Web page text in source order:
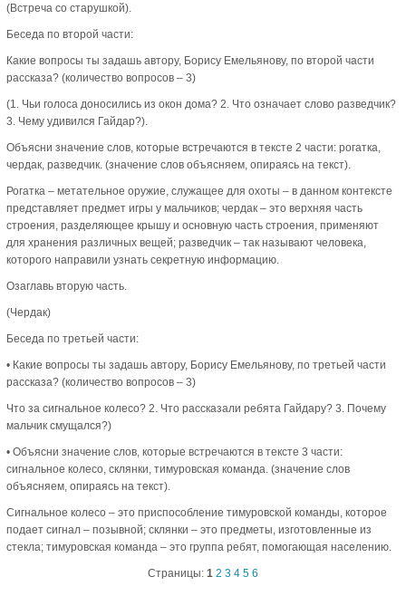
(Встреча со старушкой).
Беседа по второй части:
Какие вопросы ты задашь автору, Борису Емельянову, по второй части
рассказа? (количество вопросов – 3)
(1. Чьи голоса доносились из окон дома? 2. Что означает слово разведчик?
3. Чему удивился Гайдар?).
Объясни значение слов, которые встречаются в тексте 2 части: рогатка,
чердак, разведчик. (значение слов объясняем, опираясь на текст).
Рогатка – метательное оружие, служащее для охоты – в данном контексте
представляет предмет игры у мальчиков; чердак – это верхняя часть
строения, разделяющее крышу и основную часть строения, применяют
для хранения различных вещей; разведчик – так называют человека,
которого направили узнать секретную информацию.
Озаглавь вторую часть.
(Чердак)
Беседа по третьей части:
• Какие вопросы ты задашь автору, Борису Емельянову, по третьей части
рассказа? (количество вопросов – 3)
Что за сигнальное колесо? 2. Что рассказали ребята Гайдару? 3. Почему
мальчик смущался?)
• Объясни значение слов, которые встречаются в тексте 3 части:
сигнальное колесо, склянки, тимуровская команда. (значение слов
объясняем, опираясь на текст).
Сигнальное колесо – это приспособление тимуровской команды, которое
подает сигнал – позывной; склянки – это предметы, изготовленные из
стекла; тимуровская команда – это группа ребят, помогающая населению.
Страницы: 1 2 3 4 5 6